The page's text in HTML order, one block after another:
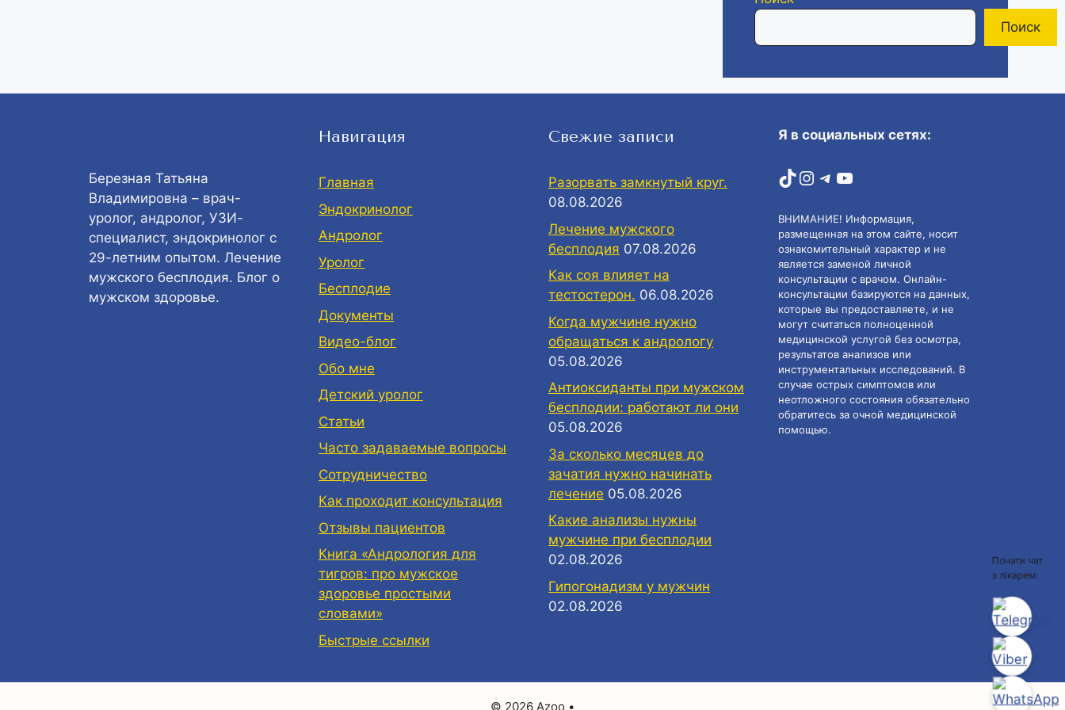
Поиск
Березная Татьяна
Владимировна – врач-
уролог, андролог, УЗИ-
специалист, эндокринолог с
29-летним опытом. Лечение
мужского бесплодия. Блог о
мужском здоровье.
Навигация
Главная
Эндокринолог
Андролог
Уролог
Бесплодие
Документы
Видео-блог
Обо мне
Детский уролог
Статьи
Часто задаваемые вопросы
Сотрудничество
Как проходит консультация
Отзывы пациентов
Книга «Андрология для
тигров: про мужское
здоровье простыми
словами»
Быстрые ссылки
Свежие записи
Разорвать замкнутый круг.
08.08.2026
Лечение мужского
бесплодия 07.08.2026
Как соя влияет на
тестостерон. 06.08.2026
Когда мужчине нужно
обращаться к андрологу
05.08.2026
Антиоксиданты при мужском
бесплодии: работают ли они
05.08.2026
За сколько месяцев до
зачатия нужно начинать
лечение 05.08.2026
Какие анализы нужны
мужчине при бесплодии
02.08.2026
Гипогонадизм у мужчин
02.08.2026
Я в социальных сетях:
TikTok
Instagram
Telegram
YouTube
ВНИМАНИЕ! Информация,
размещенная на этом сайте, носит
ознакомительный характер и не
является заменой личной
консультации с врачом. Онлайн-
консультации базируются на данных,
которые вы предоставляете, и не
могут считаться полноценной
медицинской услугой без осмотра,
результатов анализов или
инструментальных исследований. В
случае острых симптомов или
неотложного состояния обязательно
обратитесь за очной медицинской
помощью.
© 2026 Azoo •
Почати чат
з лікарем: